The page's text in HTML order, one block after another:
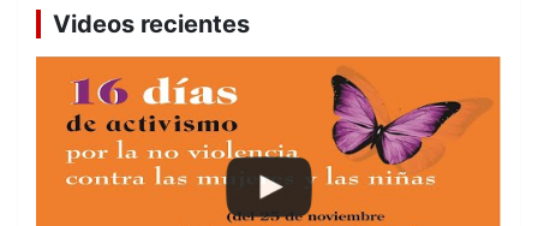
Videos recientes